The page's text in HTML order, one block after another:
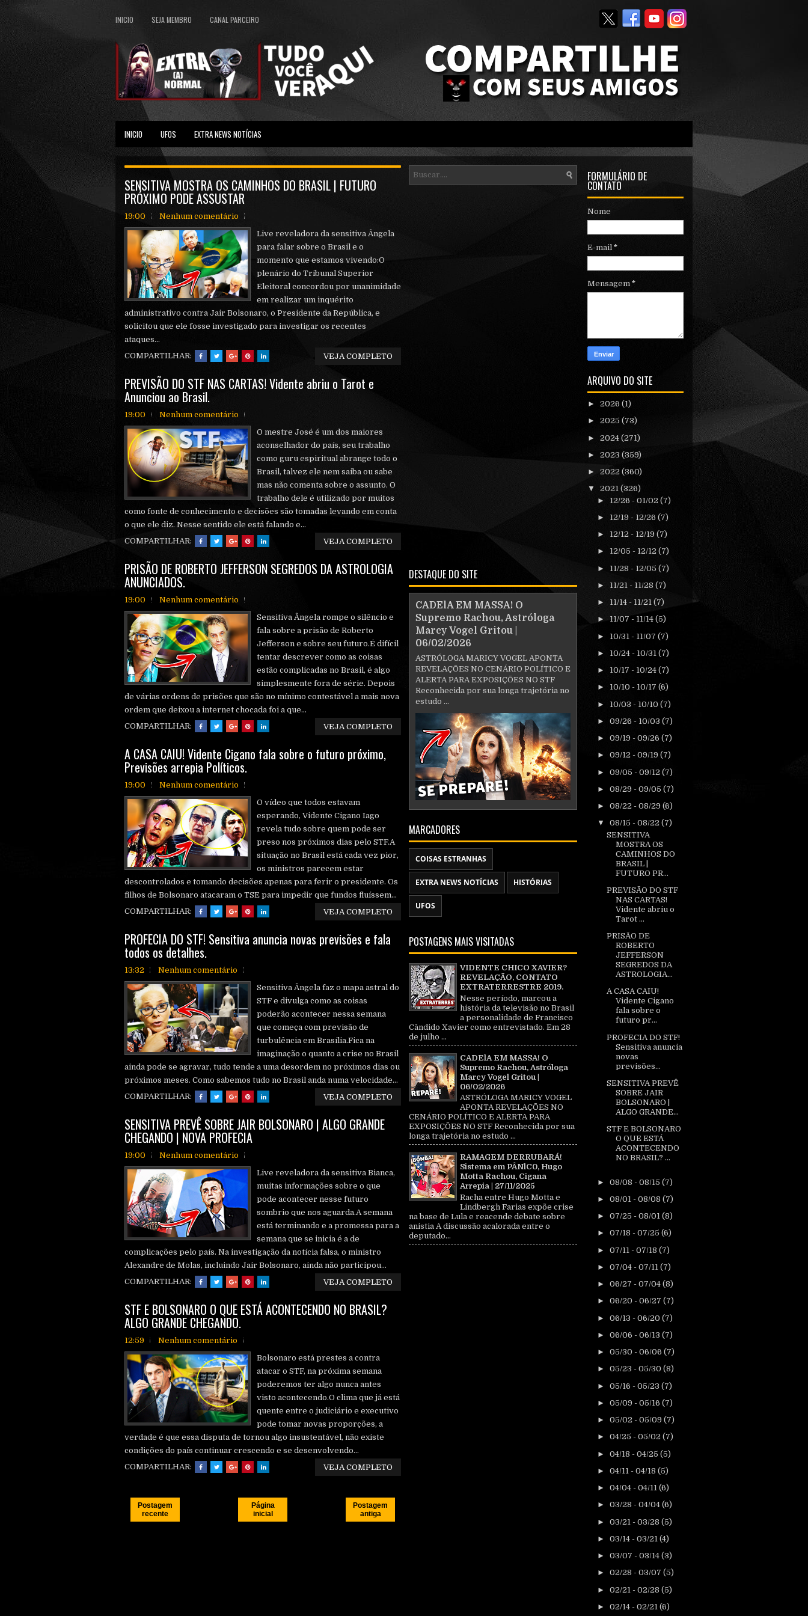
INICIO SEJA MEMBRO CANAL PARCEIRO
INICIO UFOS EXTRA NEWS NOTÍCIAS
SENSITIVA MOSTRA OS CAMINHOS DO BRASIL | FUTURO
PRÓXIMO PODE ASSUSTAR
19:00
Nenhum comentário
Live reveladora da sensitiva Ângela
para falar sobre o Brasil e o
momento que estamos vivendo:O
plenário do Tribunal Superior
Eleitoral concordou por unanimidade
em realizar um inquérito
administrativo contra Jair Bolsonaro, o Presidente da República, e
solicitou que ele fosse investigado para investigar os recentes
ataques...
COMPARTILHAR:
VEJA COMPLETO
PREVISÃO DO STF NAS CARTAS! Vidente abriu o Tarot e
Anunciou ao Brasil.
19:00
Nenhum comentário
O mestre José é um dos maiores
aconselhador do país, seu trabalho
como guru espiritual abrange todo o
Brasil, talvez ele nem saiba ou sabe
mas não comenta sobre o assunto. O
trabalho dele é utilizado por muitos
como fonte de conhecimento e decisões são tomadas levando em conta
o que ele diz. Nesse sentido ele está falando e...
COMPARTILHAR:
VEJA COMPLETO
PRISÃO DE ROBERTO JEFFERSON SEGREDOS DA ASTROLOGIA
ANUNCIADOS.
19:00
Nenhum comentário
Sensitiva Ângela rompe o silêncio e
fala sobre a prisão de Roberto
Jefferson e sobre seu futuro.É difícil
tentar descrever como as coisas
estão complicadas no Brasil, é algo
simplesmente fora de série. Depois
de várias ordens de prisões que são no mínimo contestável a mais nova
ordem que deixou a internet chocada foi a que...
COMPARTILHAR:
VEJA COMPLETO
A CASA CAIU! Vidente Cigano fala sobre o futuro próximo,
Previsões arrepia Políticos.
19:00
Nenhum comentário
O vídeo que todos estavam
esperando, Vidente Cigano Iago
revela tudo sobre quem pode ser
preso nos próximos dias pelo STF.A
situação no Brasil está cada vez pior,
os ministros parecem estar
descontrolados e tomando decisões apenas para ferir o presidente. Os
filhos de Bolsonaro atacaram o TSE para impedir que fundos fluíssem...
COMPARTILHAR:
VEJA COMPLETO
PROFECIA DO STF! Sensitiva anuncia novas previsões e fala
todos os detalhes.
13:32
Nenhum comentário
Sensitiva Ângela faz o mapa astral do
STF e divulga como as coisas
poderão acontecer nessa semana
que começa com previsão de
turbulência em Brasília.Fica na
imaginação o quanto a crise no Brasil
ainda pode se agravar, tudo tende a uma desordem no próximos dias ou
próximos meses. Como sabemos tudo no Brasil anda numa velocidade...
COMPARTILHAR:
VEJA COMPLETO
SENSITIVA PREVÊ SOBRE JAIR BOLSONARO | ALGO GRANDE
CHEGANDO | NOVA PROFECIA
19:00
Nenhum comentário
Live reveladora da sensitiva Bianca,
muitas informações sobre o que
pode acontecer nesse futuro
sombrio que nos aguarda.A semana
está terminando e a promessa para a
semana que se inicia é a de
complicações pelo país. Na investigação da notícia falsa, o ministro
Alexandre de Molas, incluindo Jair Bolsonaro, ainda não participou...
COMPARTILHAR:
VEJA COMPLETO
STF E BOLSONARO O QUE ESTÁ ACONTECENDO NO BRASIL?
ALGO GRANDE CHEGANDO.
12:59
Nenhum comentário
Bolsonaro está prestes a contra
atacar o STF, na próxima semana
poderemos ter algo nunca antes
visto acontecendo.O clima que já está
quente entre o judiciário e executivo
pode tomar novas proporções, a
verdade é que essa disputa de tornou algo insustentável, não existe
condições do país continuar crescendo e se desenvolvendo...
COMPARTILHAR:
VEJA COMPLETO
Postagem
recente
Postagem
antiga
Página
inicial
DESTAQUE DO SITE
CADElA EM MASSA! O
Supremo Rachou, Astróloga
Marcy Vogel Gritou |
06/02/2026
ASTRÓLOGA MARICY VOGEL APONTA
REVELAÇÕES NO CENÁRIO POLÍTICO E
ALERTA PARA EXPOSIÇÕES NO STF
Reconhecida por sua longa trajetória no
estudo ...
MARCADORES
COISAS ESTRANHAS
EXTRA NEWS NOTÍCIAS HISTÓRIAS
UFOS
POSTAGENS MAIS VISITADAS
VIDENTE CHICO XAVIER?
REVELAÇÃO, CONTATO
EXTRATERRESTRE 2019.
Nesse período, marcou a
história da televisão no Brasil
a personalidade de Francisco
Cândido Xavier como entrevistado. Em 28
de julho ...
CADElA EM MASSA! O
Supremo Rachou, Astróloga
Marcy Vogel Gritou |
06/02/2026
ASTRÓLOGA MARICY VOGEL
APONTA REVELAÇÕES NO
CENÁRIO POLÍTICO E ALERTA PARA
EXPOSIÇÕES NO STF Reconhecida por sua
longa trajetória no estudo ...
RAMAGEM DERRUBARÁ!
Sistema em PÂNlC0, Hugo
Motta Rachou, Cigana
Arrepia | 27/11/2025
Racha entre Hugo Motta e
Lindbergh Farias expõe crise
na base de Lula e reacende debate sobre
anistia A discussão acalorada entre o
deputado...
FORMULÁRIO DE
CONTATO
Nome
E-mail *
Mensagem*
ARQUIVO DO SITE
► 2026 (1)
► 2025 (73)
► 2024 (271)
► 2023 (359)
► 2022 (360)
▼ 2021 (326)
► 12/26 - 01/02 (7)
► 12/19 - 12/26 (7)
► 12/12 - 12/19 (7)
► 12/05 - 12/12 (7)
► 11/28 - 12/05 (7)
► 11/21 - 11/28 (7)
► 11/14 - 11/21 (7)
►11/07 - 11/14 (5)
► 10/31 - 11/07 (7)
► 10/24 - 10/31 (7)
► 10/17 - 10/24 (7)
► 10/10 - 10/17 (6)
► 10/03 - 10/10 (7)
► 09/26 - 10/03 (7)
► 09/19 - 09/26 (7)
► 09/12 - 09/19 (7)
► 09/05 - 09/12 (7)
► 08/29 - 09/05 (7)
► 08/22 - 08/29 (6)
▼ 08/15 - 08/22 (7)
SENSITIVA
MOSTRA OS
CAMINHOS DO
BRASIL |
FUTURO PR...
PREVISÃO DO STF
NAS CARTAS!
Vidente abriu o
Tarot ...
PRISÃO DE
ROBERTO
JEFFERSON
SEGREDOS DA
ASTROLOGIA...
A CASA CAIU!
Vidente Cigano
fala sobre o
futuro pr...
PROFECIA DO STF!
Sensitiva anuncia
novas
previsões...
SENSITIVA PREVÊ
SOBRE JAIR
BOLSONARO |
ALGO GRANDE...
STF E BOLSONARO
O QUE ESTÁ
ACONTECENDO
NO BRASIL? ...
► 08/08 - 08/15 (7)
► 08/01 - 08/08 (7)
► 07/25 - 08/01 (8)
► 07/18 - 07/25 (6)
► 07/11 - 07/18 (7)
► 07/04 - 07/11 (7)
► 06/27 - 07/04 (8)
► 06/20 - 06/27 (7)
► 06/13 - 06/20 (7)
► 06/06 - 06/13 (7)
► 05/30 - 06/06 (7)
► 05/23 - 05/30 (8)
► 05/16 - 05/23 (7)
► 05/09 - 05/16 (7)
► 05/02 - 05/09 (7)
► 04/25 - 05/02 (7)
► 04/18 - 04/25 (5)
► 04/11 - 04/18 (5)
► 04/04 - 04/11 (6)
► 03/28 - 04/04 (6)
► 03/21 - 03/28 (5)
► 03/14 - 03/21 (4)
► 03/07 - 03/14 (3)
► 02/28 - 03/07 (5)
► 02/21 - 02/28 (5)
► 02/14 - 02/21 (6)